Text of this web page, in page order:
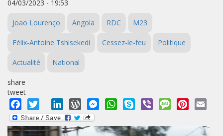
04/03/2023 - 19:53
Joao Lourenço Angola RDC M23
Félix-Antoine Tshisekedi Cessez-le-feu Politique
Actualité National
share
tweet
Facebook
Twitter LinkedInWordPressMessengerWhatsApp
Skype Viber MessagePinterest